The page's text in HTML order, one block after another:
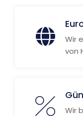
Wir
von
Wir